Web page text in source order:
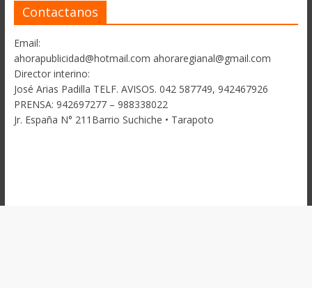
Contactanos
Email:
ahorapublicidad@hotmail.com ahoraregianal@gmail.com
Director interino:
José Arias Padilla TELF. AVISOS. 042 587749, 942467926
PRENSA: 942697277 – 988338022
Jr. España N° 211Barrio Suchiche • Tarapoto